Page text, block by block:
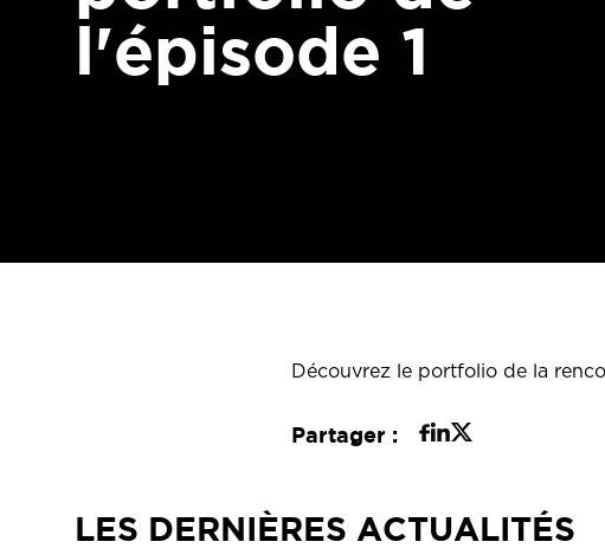
l'épisode 1
Découvrez le portfolio de la
Partager :
LES DERNIÈRES ACTUALITÉS